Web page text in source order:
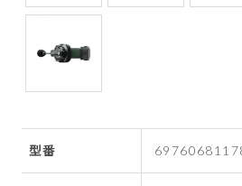
型番